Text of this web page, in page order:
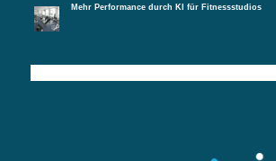
Mehr Performance durch KI für Fitnessstudios